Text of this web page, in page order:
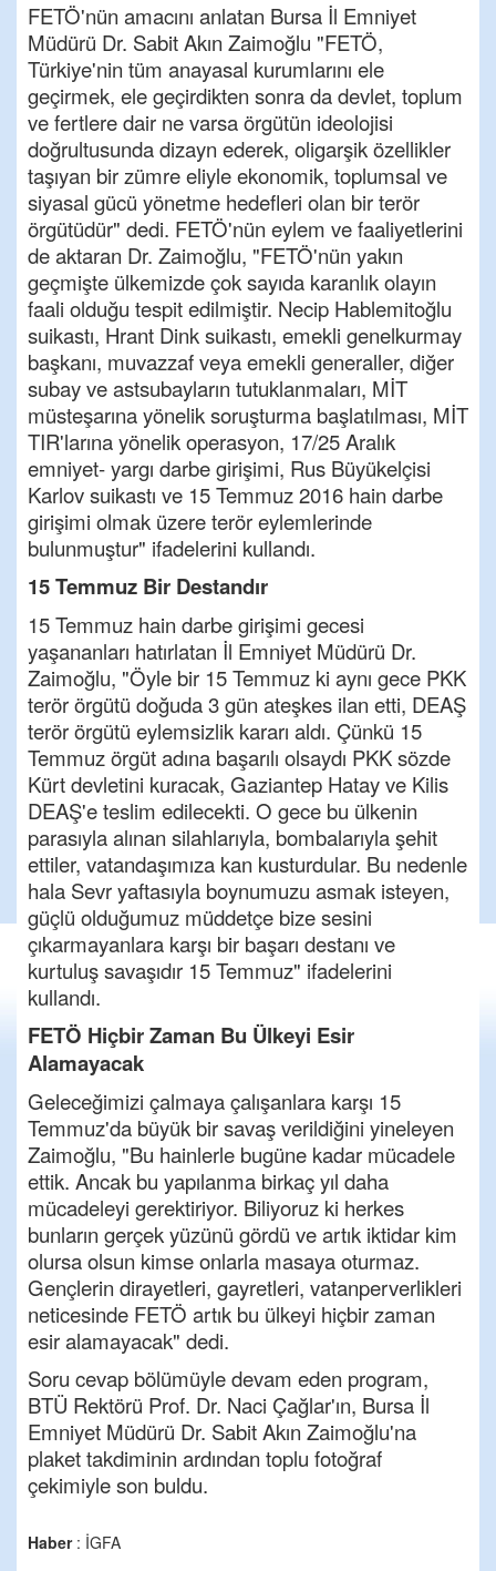
FETÖ'nün amacını anlatan Bursa İl Emniyet
Müdürü Dr. Sabit Akın Zaimoğlu "FETÖ,
Türkiye'nin tüm anayasal kurumlarını ele
geçirmek, ele geçirdikten sonra da devlet, toplum
ve fertlere dair ne varsa örgütün ideolojisi
doğrultusunda dizayn ederek, oligarşik özellikler
taşıyan bir zümre eliyle ekonomik, toplumsal ve
siyasal gücü yönetme hedefleri olan bir terör
örgütüdür" dedi. FETÖ'nün eylem ve faaliyetlerini
de aktaran Dr. Zaimoğlu, "FETÖ'nün yakın
geçmişte ülkemizde çok sayıda karanlık olayın
faali olduğu tespit edilmiştir. Necip Hablemitoğlu
suikastı, Hrant Dink suikastı, emekli genelkurmay
başkanı, muvazzaf veya emekli generaller, diğer
subay ve astsubayların tutuklanmaları, MİT
müsteşarına yönelik soruşturma başlatılması, MİT
TIR'larına yönelik operasyon, 17/25 Aralık
emniyet- yargı darbe girişimi, Rus Büyükelçisi
Karlov suikastı ve 15 Temmuz 2016 hain darbe
girişimi olmak üzere terör eylemlerinde
bulunmuştur" ifadelerini kullandı.
15 Temmuz Bir Destandır
15 Temmuz hain darbe girişimi gecesi
yaşananları hatırlatan İl Emniyet Müdürü Dr.
Zaimoğlu, "Öyle bir 15 Temmuz ki aynı gece PKK
terör örgütü doğuda 3 gün ateşkes ilan etti, DEAŞ
terör örgütü eylemsizlik kararı aldı. Çünkü 15
Temmuz örgüt adına başarılı olsaydı PKK sözde
Kürt devletini kuracak, Gaziantep Hatay ve Kilis
DEAŞ'e teslim edilecekti. O gece bu ülkenin
parasıyla alınan silahlarıyla, bombalarıyla şehit
ettiler, vatandaşımıza kan kusturdular. Bu nedenle
hala Sevr yaftasıyla boynumuzu asmak isteyen,
güçlü olduğumuz müddetçe bize sesini
çıkarmayanlara karşı bir başarı destanı ve
kurtuluş savaşıdır 15 Temmuz" ifadelerini
kullandı.
FETÖ Hiçbir Zaman Bu Ülkeyi Esir
Alamayacak
Geleceğimizi çalmaya çalışanlara karşı 15
Temmuz'da büyük bir savaş verildiğini yineleyen
Zaimoğlu, "Bu hainlerle bugüne kadar mücadele
ettik. Ancak bu yapılanma birkaç yıl daha
mücadeleyi gerektiriyor. Biliyoruz ki herkes
bunların gerçek yüzünü gördü ve artık iktidar kim
olursa olsun kimse onlarla masaya oturmaz.
Gençlerin dirayetleri, gayretleri, vatanperverlikleri
neticesinde FETÖ artık bu ülkeyi hiçbir zaman
esir alamayacak" dedi.
Soru cevap bölümüyle devam eden program,
BTÜ Rektörü Prof. Dr. Naci Çağlar'ın, Bursa İl
Emniyet Müdürü Dr. Sabit Akın Zaimoğlu'na
plaket takdiminin ardından toplu fotoğraf
çekimiyle son buldu.
Haber: İGFA